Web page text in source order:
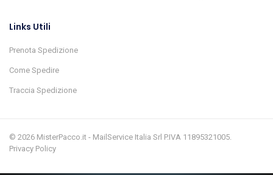
Links Utili
Prenota Spedizione
Come Spedire
Traccia Spedizione
© 2026 MisterPacco.it - MailService Italia Srl P.IVA 11895321005.
Privacy Policy